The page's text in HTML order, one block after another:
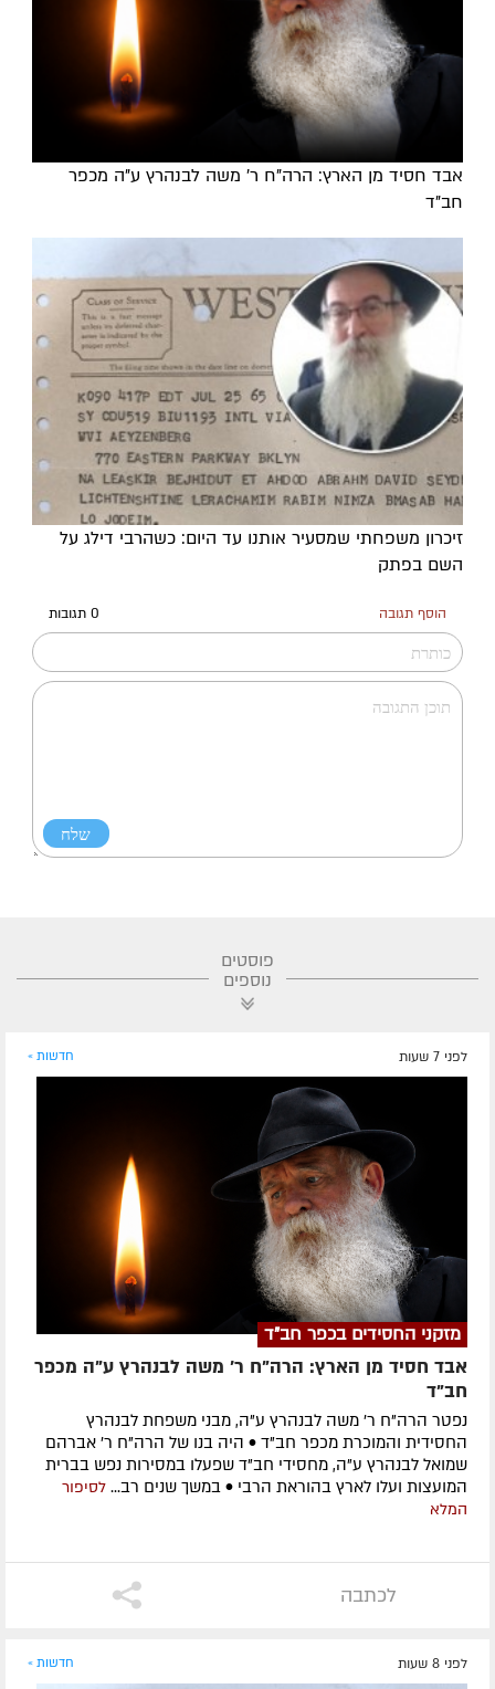
אבד חסיד מן הארץ: הרה"ח ר' משה לבנהרץ ע"ה מכפר
חב"ד
זיכרון משפחתי שמסעיר אותנו עד היום: כשהרבי דילג על
השם בפתק
הוסף תגובה 0 תגובות
פוסטים
נוספים
לפני 7 שעות חדשות »
מזקני החסידים בכפר חב"ד
אבד חסיד מן הארץ: הרה"ח ר' משה לבנהרץ ע"ה מכפר
חב"ד
נפטר הרה"ח ר' משה לבנהרץ ע"ה, מבני משפחת לבנהרץ
החסידית והמוכרת מכפר חב"ד • היה בנו של הרה"ח ר' אברהם
שמואל לבנהרץ ע"ה, מחסידי חב"ד שפעלו במסירות נפש בברית
המועצות ועלו לארץ בהוראת הרבי • במשך שנים רב... לסיפור
המלא
לכתבה
לפני 8 שעות חדשות »